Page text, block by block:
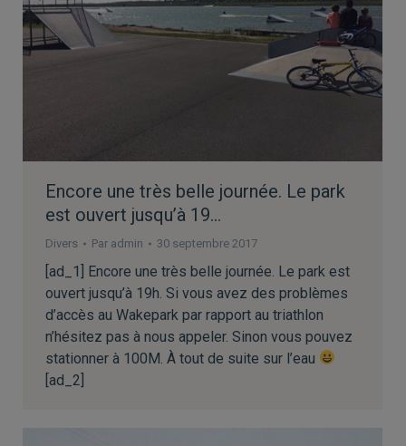
Encore une très belle journée. Le park
est ouvert jusqu’à 19…
Divers Par admin 30 septembre 2017
[ad_1] Encore une très belle journée. Le park est
ouvert jusqu’à 19h. Si vous avez des problèmes
d’accès au Wakepark par rapport au triathlon
n’hésitez pas à nous appeler. Sinon vous pouvez
stationner à 100M. À tout de suite sur l’eau
[ad_2]